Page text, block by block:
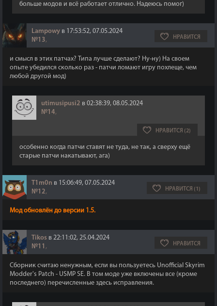
больше модов и всё работает отлично. Надеюсь помог)
Lampowy в 17:53:52, 07.05.2024
№13, НРАВИТСЯ
и смысл в этих патчах? Типа лучше сделают? Ну-ну) На своем
опыте убедился сколько раз - патчи ломают игру похлеще, чем
любой другой мод)
utimusipusi2 в 02:38:39, 08.05.2024
№14,
НРАВИТСЯ (2)
особенно когда патчи ставят не туда, не так, а сверху ещё
старые патчи накатывают, ага)
T1m0n в 15:06:49, 07.05.2024
№12, НРАВИТСЯ (1)
Мод обновлён до версии 1.5.
Tikos в 22:11:02, 25.04.2024
№11 , НРАВИТСЯ
Сборник считаю ненужным, если вы пользуетесь Unofficial Skyrim
Modder's Patch - USMP SE. В том моде уже включены все (кроме
последнего) перечисленные здесь исправления.